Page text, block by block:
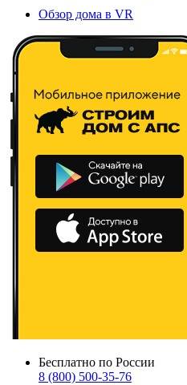
Обзор дома в VR
Бесплатно по России
8 (800) 500-35-76